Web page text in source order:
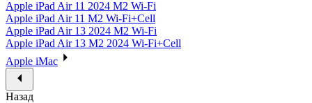
Apple iPad Air 11 2024 M2 Wi-Fi
Apple iPad Air 11 M2 Wi-Fi+Cell
Apple iPad Air 13 2024 M2 Wi-Fi
Apple iPad Air 13 M2 2024 Wi-Fi+Cell
Apple iMac
Назад